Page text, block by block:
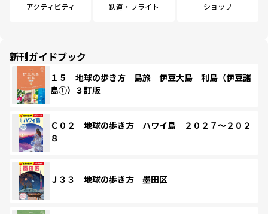
アクティビティ 鉄道・フライト ショップ
新刊ガイドブック
１５ 地球の歩き方 島旅 伊豆大島 利島（伊豆諸
島①）３訂版
Ｃ０２ 地球の歩き方 ハワイ島 ２０２７～２０２
８
Ｊ３３ 地球の歩き方 墨田区